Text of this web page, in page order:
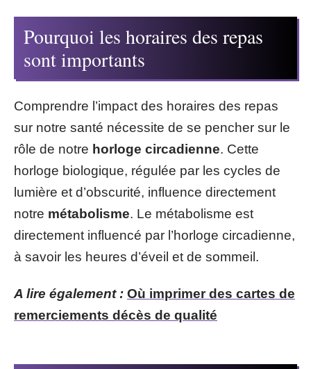
Pourquoi les horaires des repas
sont importants
Comprendre l’impact des horaires des repas
sur notre santé nécessite de se pencher sur le
rôle de notre horloge circadienne. Cette
horloge biologique, régulée par les cycles de
lumière et d’obscurité, influence directement
notre métabolisme. Le métabolisme est
directement influencé par l’horloge circadienne,
à savoir les heures d’éveil et de sommeil.
A lire également : Où imprimer des cartes de
remerciements décès de qualité